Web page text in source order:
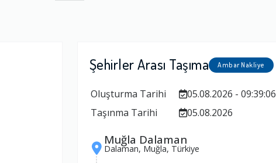
Şehirler Arası Taşıma Ambar Nakliye
Oluşturma Tarihi
05.08.2026 - 09:39:06
Taşınma Tarihi
05.08.2026
Muğla Dalaman
Dalaman, Muğla, Türkiye